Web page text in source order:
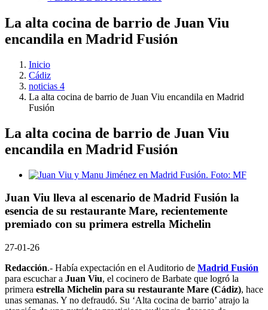
La alta cocina de barrio de Juan Viu
encandila en Madrid Fusión
Inicio
Cádiz
noticias 4
La alta cocina de barrio de Juan Viu encandila en Madrid
Fusión
La alta cocina de barrio de Juan Viu
encandila en Madrid Fusión
Ver
más
grande
Juan Viu lleva al escenario de Madrid Fusión la
esencia de su restaurante Mare, recientemente
premiado con su primera estrella Michelin
27-01-26
Redacción.- Había expectación en el Auditorio de Madrid Fusión
para escuchar a Juan Viu, el cocinero de Barbate que logró la
primera estrella Michelin para su restaurante Mare (Cádiz), hace
unas semanas. Y no defraudó. Su ‘Alta cocina de barrio’ atrajo la